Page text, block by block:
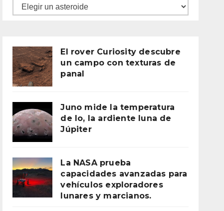
Asteroides
El rover Curiosity descubre
un campo con texturas de
panal
Juno mide la temperatura
de Io, la ardiente luna de
Júpiter
La NASA prueba
capacidades avanzadas para
vehículos exploradores
lunares y marcianos.